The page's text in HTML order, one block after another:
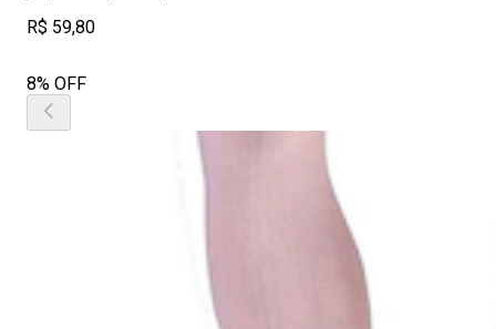
R$ 59,80
8% OFF